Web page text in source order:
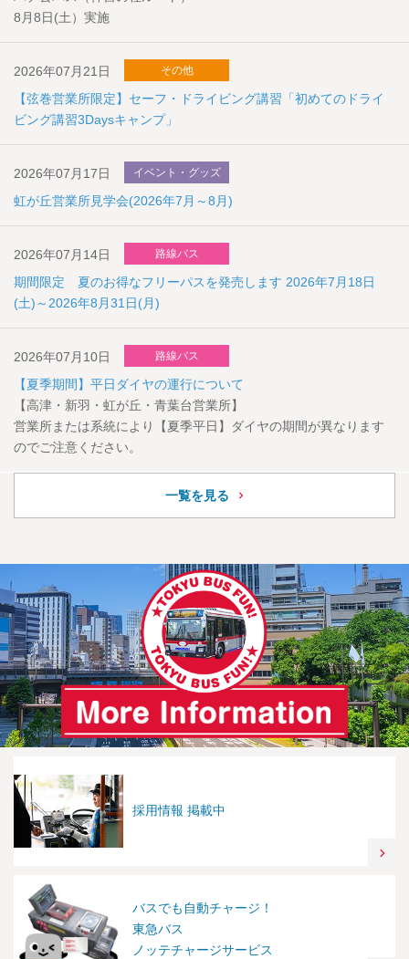
8月8日(土）実施
2026年07月21日 その他
【弦巻営業所限定】セーフ・ドライビング講習「初めてのドライ
ビング講習3Daysキャンプ」
2026年07月17日 イベント・グッズ
虹が丘営業所見学会(2026年7月～8月)
2026年07月14日 路線バス
期間限定 夏のお得なフリーパスを発売します 2026年7月18日
(土)～2026年8月31日(月)
2026年07月10日 路線バス
【夏季期間】平日ダイヤの運行について
【高津・新羽・虹が丘・青葉台営業所】
営業所または系統により【夏季平日】ダイヤの期間が異なります
のでご注意ください。
一覧を見る
採用情報 掲載中
バスでも自動チャージ！
東急バス
ノッテチャージサービス